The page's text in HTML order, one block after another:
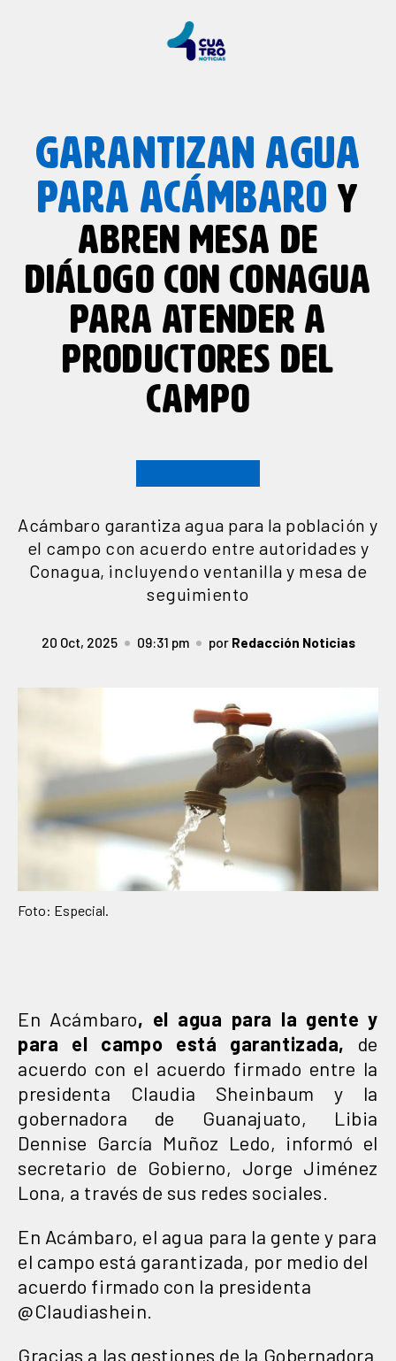
GARANTIZAN AGUA
PARA ACÁMBARO Y
ABREN MESA DE
DIÁLOGO CON CONAGUA
PARA ATENDER A
PRODUCTORES DEL
CAMPO
Acámbaro garantiza agua para la población y
el campo con acuerdo entre autoridades y
Conagua, incluyendo ventanilla y mesa de
seguimiento
20 Oct, 2025 09:31 pm por Redacción Noticias
Foto: Especial.
En Acámbaro, el agua para la gente y
para el campo está garantizada, de
acuerdo con el acuerdo firmado entre la
presidenta Claudia Sheinbaum y la
gobernadora de Guanajuato, Libia
Dennise García Muñoz Ledo, informó el
secretario de Gobierno, Jorge Jiménez
Lona, a través de sus redes sociales.
En Acámbaro, el agua para la gente y para
el campo está garantizada, por medio del
acuerdo firmado con la presidenta
@Claudiashein
Gracias a las gestiones de la Gobernadora